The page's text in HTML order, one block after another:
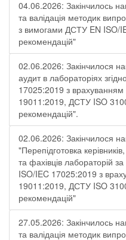
04.06.2026: Закінчилось
та валідація методик
з вимогами ДСТУ EN ISO/
рекомендацій"
02.06.2026: Закінчилося
аудит в лабораторіях
17025:2019 з
19011:2019, ДСТУ ISO
рекомендацій".
02.06.2026: Закінчилося
"Перепідготовка
та фахівців лабораторій
ISO/IEC 17025:2019 з
19011:2019, ДСТУ ISO
рекомендацій"
27.05.2026: Закінчилось
та валідація методик